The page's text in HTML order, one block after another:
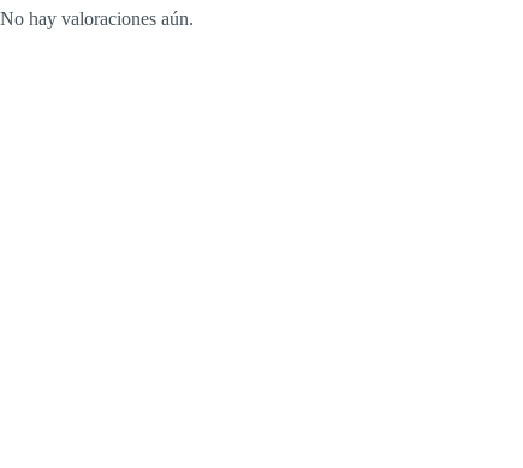
No hay valoraciones aún.